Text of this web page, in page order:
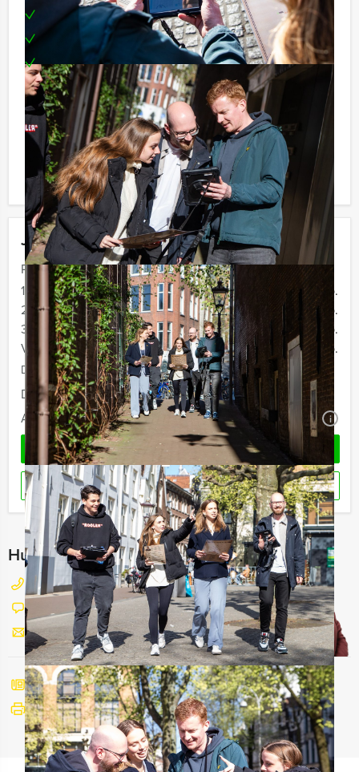
Jouw uitje
Prijs :
12 - 19 personen
€ 42,50 p.p.
20 - 29 personen
€ 39,50 p.p.
30 - 39 personen
€ 36,50 p.p.
Vanaf 40 personen
€ 34,50 p.p.
De prijzen zijn exclusief BTW
Duur:
2 uur en 30 minuten
Aantal:
Minimaal 12 personen i
OFFERTE AANVRAGEN
RESERVEREN
Hulp nodig bij het kiezen?
077 206 4000
Chat met Maaike
Stuur ons een mailtje
Bel mij terug
Bekijk printbare versie
Prijs voor het winnende team
Teambuilding
Te boeken op uw gewenste dag en tijdstip!
Reservering voor kleinere groepen:
Komt u niet aan het minimale aantal deelnemers voor
dit spelprogramma? Als u bereid bent voor het
minimale aantal te betalen, kunt u ook gewoon voor
minder personen boeken!